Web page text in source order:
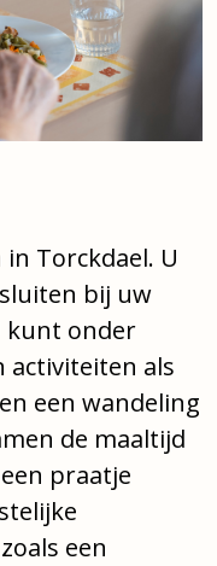
Torckdael. U
bij uw
kunt onder
activiteiten als
een wandeling
de maaltijd
praatje
een